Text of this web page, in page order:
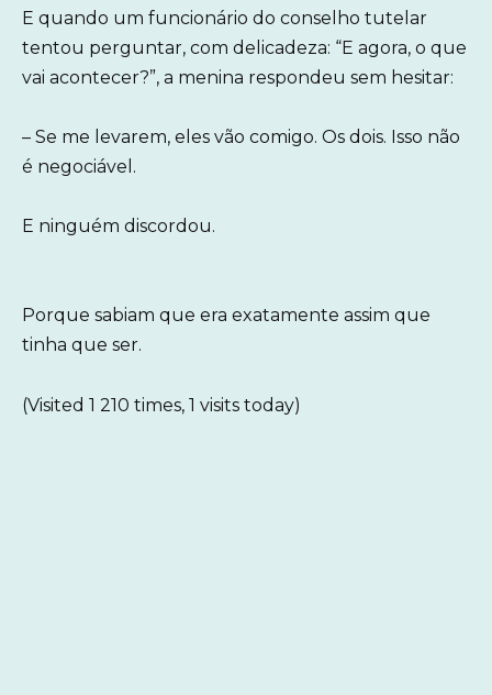
E quando um funcionário do conselho tutelar
tentou perguntar, com delicadeza: “E agora, o que
vai acontecer?”, a menina respondeu sem hesitar:
– Se me levarem, eles vão comigo. Os dois. Isso não
é negociável.
E ninguém discordou.
Porque sabiam que era exatamente assim que
tinha que ser.
(Visited 1 210 times, 1 visits today)